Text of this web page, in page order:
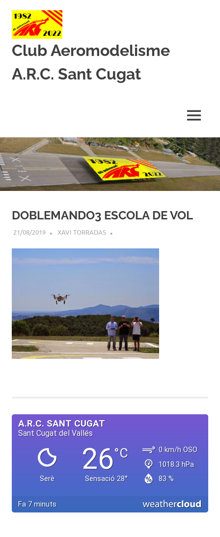
Skip
to
content
Club Aeromodelisme
A.R.C. Sant Cugat
MENU
DOBLEMANDO3 ESCOLA DE VOL
21/08/2019 XAVI TORRADAS